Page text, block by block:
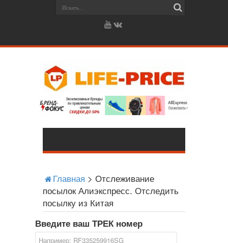
Главная > Отслеживание
посылок Алиэкспресс. Отследить
посылку из Китая
Введите ваш ТРЕК номер